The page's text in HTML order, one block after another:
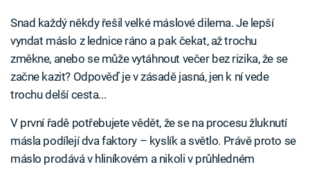
Snad každý někdy řešil velké máslové dilema. Je lepší
vyndat máslo z lednice ráno a pak čekat, až trochu
změkne, anebo se může vytáhnout večer bez rizika, že se
začne kazit? Odpověď je v zásadě jasná, jen k ní vede
trochu delší cesta...
V první řadě potřebujete vědět, že se na procesu žluknutí
másla podílejí dva faktory – kyslík a světlo. Právě proto se
máslo prodává v hliníkovém a nikoli v průhledném